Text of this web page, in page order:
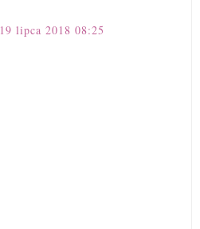
19 lipca 2018 08:25